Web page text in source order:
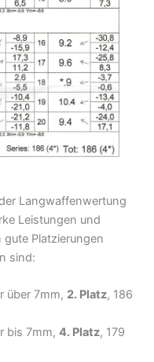
Langwaffenwertung
Leistungen und
Platzierungen
sind:
über 7mm, 2. Platz, 186
bis 7mm,4. Platz, 179